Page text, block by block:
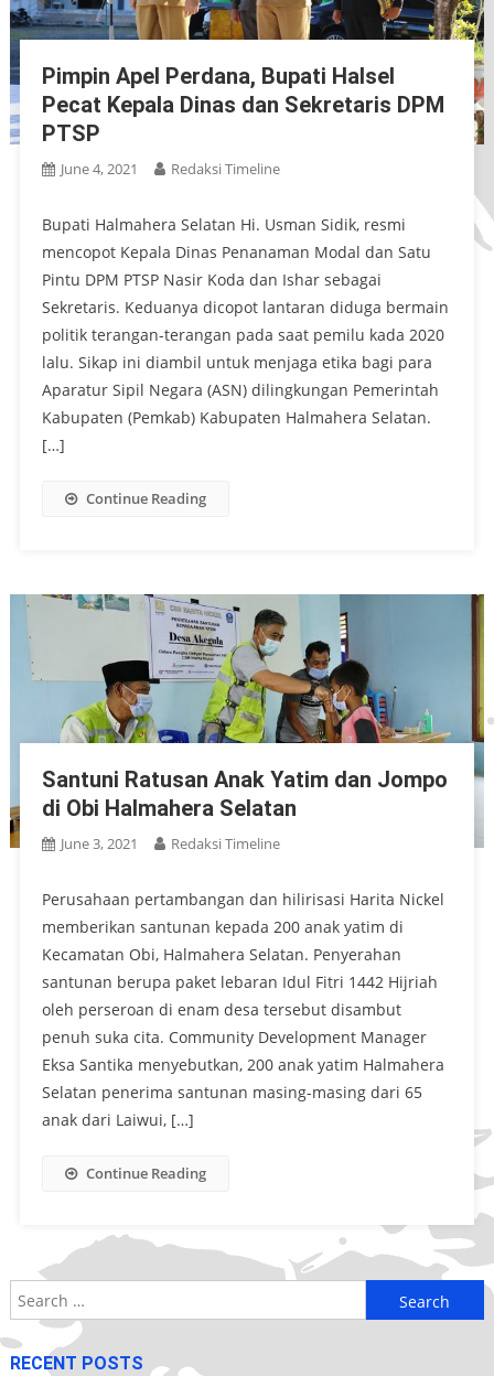
Pimpin Apel Perdana, Bupati Halsel
Pecat Kepala Dinas dan Sekretaris DPM
PTSP
June 4, 2021 Redaksi Timeline
Bupati Halmahera Selatan Hi. Usman Sidik, resmi
mencopot Kepala Dinas Penanaman Modal dan Satu
Pintu DPM PTSP Nasir Koda dan Ishar sebagai
Sekretaris. Keduanya dicopot lantaran diduga bermain
politik terangan-terangan pada saat pemilu kada 2020
lalu. Sikap ini diambil untuk menjaga etika bagi para
Aparatur Sipil Negara (ASN) dilingkungan Pemerintah
Kabupaten (Pemkab) Kabupaten Halmahera Selatan.
[…]
Continue Reading
Santuni Ratusan Anak Yatim dan Jompo
di Obi Halmahera Selatan
June 3, 2021 Redaksi Timeline
Perusahaan pertambangan dan hilirisasi Harita Nickel
memberikan santunan kepada 200 anak yatim di
Kecamatan Obi, Halmahera Selatan. Penyerahan
santunan berupa paket lebaran Idul Fitri 1442 Hijriah
oleh perseroan di enam desa tersebut disambut
penuh suka cita. Community Development Manager
Eksa Santika menyebutkan, 200 anak yatim Halmahera
Selatan penerima santunan masing-masing dari 65
anak dari Laiwui, […]
Continue Reading
Search
for:
RECENT POSTS